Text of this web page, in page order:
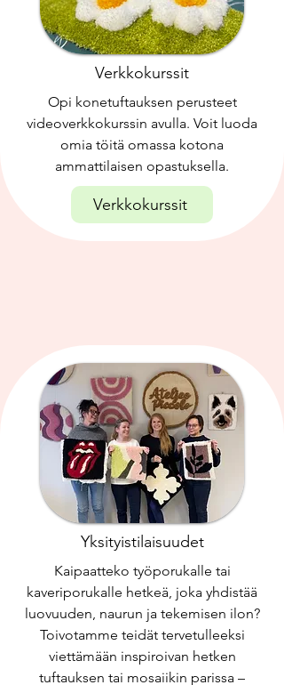
Verkkokurssit
Opi konetuftauksen perusteet
videoverkkokurssin avulla. Voit luoda
omia töitä omassa kotona
ammattilaisen opastuksella.
Verkkokurssit
Yksityistilaisuudet
Kaipaatteko työporukalle tai
kaveriporukalle hetkeä, joka yhdistää
luovuuden, naurun ja tekemisen ilon?
Toivotamme teidät tervetulleeksi
viettämään inspiroivan hetken
tuftauksen tai mosaiikin parissa –